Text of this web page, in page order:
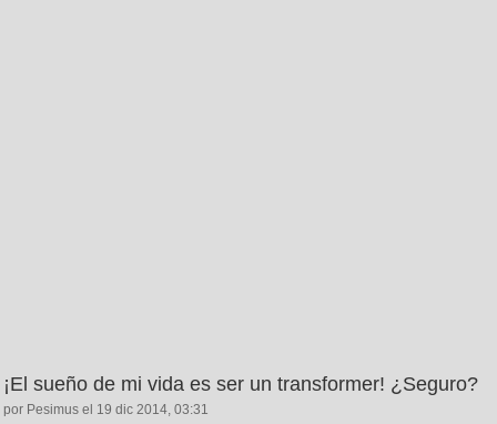
¡El sueño de mi vida es ser un transformer! ¿Seguro?
por Pesimus el 19 dic 2014, 03:31